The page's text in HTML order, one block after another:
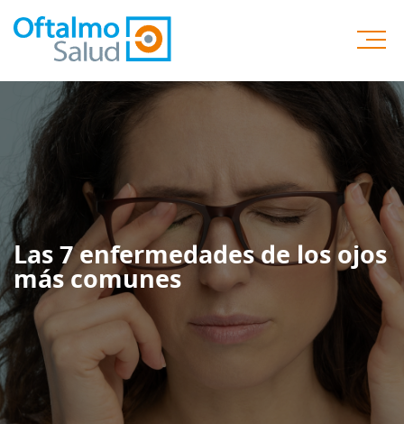
Las 7 enfermedades de los ojos
más comunes